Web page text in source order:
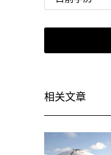
相关文章